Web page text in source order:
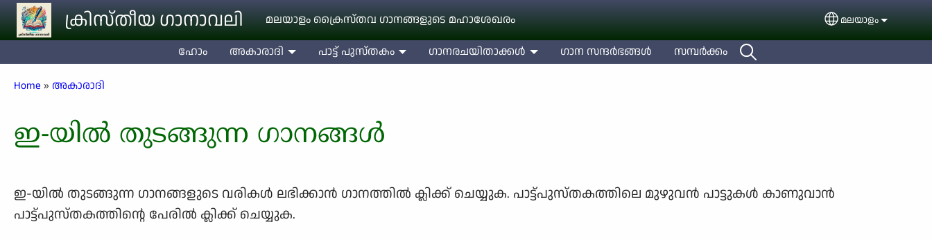
Skip to main contentക്രിസ്തീയ ഗാനാവലി മലയാളം ക്രൈസ്തവ ഗാനങ്ങളുടെ മഹാശേഖരം Select your
മലയാളം
ഹോം അകാരാദി പാട്ട് പുസ്തകം ഗാനരചയിതാക്കള്‍ ഗാന സന്ദര്‍ഭങ്ങള്‍ സമ്പര്‍ക്കം
Breadcrumb
Home അകാരാദി
ഇ-യിൽ തുടങ്ങുന്ന ഗാനങ്ങൾ
ഇ-യിൽ തുടങ്ങുന്ന ഗാനങ്ങളുടെ വരികള്‍ ലഭിക്കാന്‍ ഗാനത്തില്‍ ക്ലിക്ക് ചെയ്യുക. പാട്ട്പുസ്തകത്തിലെ മുഴുവന്‍ പാട്ടുകള്‍ കാണുവാന്‍
പാട്ട്പുസ്തകത്തിന്റെ പേരില്‍ ക്ലിക്ക് ചെയ്യുക.